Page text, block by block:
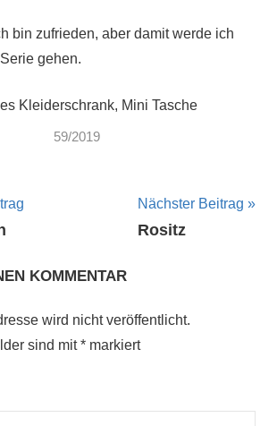
bin zufrieden, aber damit werde ich
gehen.
59/2019
Nächster Beitrag
Rositz
KOMMENTAR
wird nicht veröffentlicht.
sind mit* markiert